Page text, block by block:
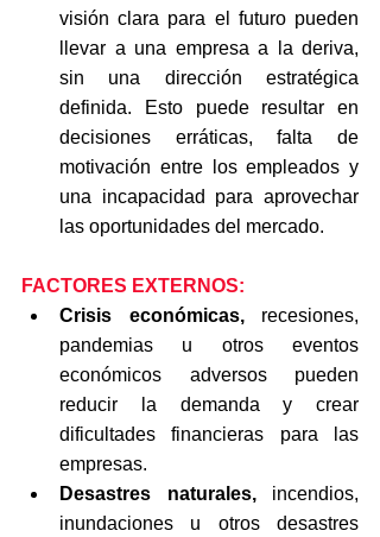
visión clara para el futuro pueden
llevar a una empresa a la deriva,
sin una dirección estratégica
definida. Esto puede resultar en
decisiones erráticas, falta de
motivación entre los empleados y
una incapacidad para aprovechar
las oportunidades del mercado.
FACTORES EXTERNOS:
Crisis económicas, recesiones,
pandemias u otros eventos
económicos adversos pueden
reducir la demanda y crear
dificultades financieras para las
empresas.
Desastres naturales, incendios,
inundaciones u otros desastres